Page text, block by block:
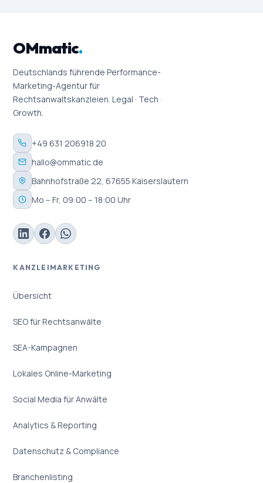
OMmatic.
Deutschlands führende Performance-
Marketing-Agentur für
Rechtsanwaltskanzleien. Legal · Tech ·
Growth.
+49 631 206918 20
hallo@ommatic.de
Bahnhofstraße 22, 67655 Kaiserslautern
Mo – Fr, 09:00 – 18:00 Uhr
KANZLEIMARKETING
Übersicht
SEO für Rechtsanwälte
SEA-Kampagnen
Lokales Online-Marketing
Social Media für Anwälte
Analytics & Reporting
Datenschutz & Compliance
Branchenlisting